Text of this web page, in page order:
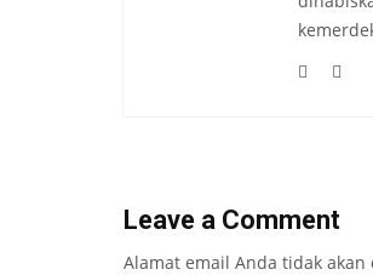
Leave a Comment
Alamat email Anda tidak